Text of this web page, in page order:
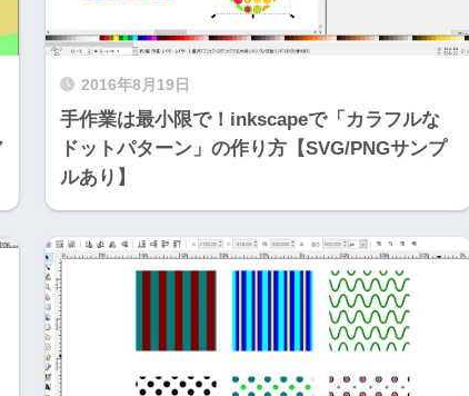
2016年8月19日
手作業は最小限で！inkscapeで「カラフルな
ドットパターン」の作り方【SVG/PNGサンプ
ルあり】